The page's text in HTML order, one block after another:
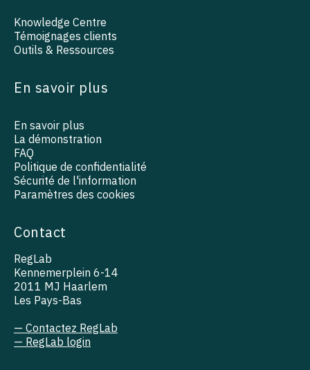
Knowledge Centre
Témoignages clients
Outils & Ressources
En savoir plus
En savoir plus
La démonstration
FAQ
Politique de confidentialité
Sécurité de l'information
Paramètres des cookies
Contact
RegLab
Kennemerplein 6-14
2011 MJ Haarlem
Les Pays-Bas
— Contactez RegLab
— RegLab login